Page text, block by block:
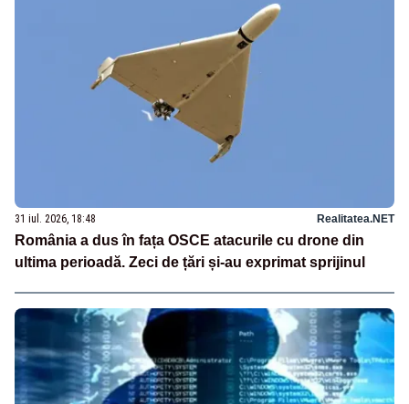
31 iul. 2026, 18:48 Realitatea.NET
România a dus în fața OSCE atacurile cu drone din
ultima perioadă. Zeci de țări și-au exprimat sprijinul